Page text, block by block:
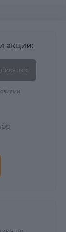
акции:
по